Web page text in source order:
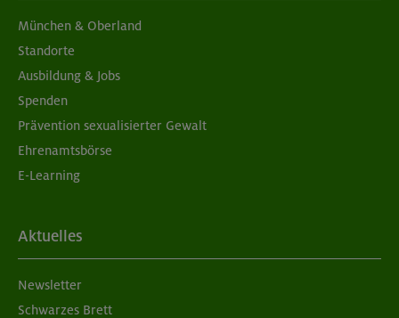
München & Oberland
Standorte
Ausbildung & Jobs
Spenden
Prävention sexualisierter Gewalt
Ehrenamtsbörse
E-Learning
Aktuelles
Newsletter
Schwarzes Brett